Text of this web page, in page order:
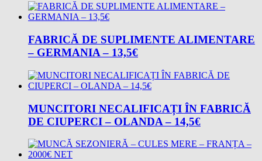
FABRICĂ DE SUPLIMENTE ALIMENTARE
– GERMANIA – 13,5€
MUNCITORI NECALIFICAȚI ÎN FABRICĂ
DE CIUPERCI – OLANDA – 14,5€